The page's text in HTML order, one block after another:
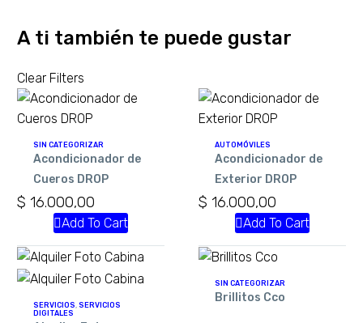
A ti también te puede gustar
Clear Filters
SIN CATEGORIZAR
Acondicionador de
Cueros DROP
$ 16.000,00
Add To Cart
AUTOMÓVILES
Acondicionador de
Exterior DROP
$ 16.000,00
Add To Cart
SERVICIOS SERVICIOS
DIGITALES
SIN CATEGORIZAR
Brillitos Cco